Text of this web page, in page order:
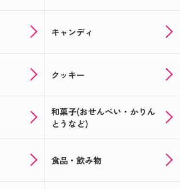
キャンディ
クッキー
和菓子(おせんべい・かりん
とうなど)
食品・飲み物